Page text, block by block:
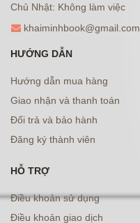
Chủ Nhật: Không làm việc
khaiminhbook@gmail.com
HƯỚNG DẪN
Hướng dẫn mua hàng
Giao nhận và thanh toán
Đổi trả và bảo hành
Đăng ký thành viên
HỖ TRỢ
Điều khoản sử dụng
Điều khoản giao dịch